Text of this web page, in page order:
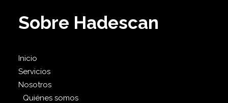
Sobre Hadescan
Inicio
Servicios
Nosotros
Quiénes somos